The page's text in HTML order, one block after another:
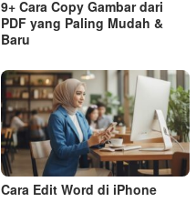
9+ Cara Copy Gambar dari
PDF yang Paling Mudah &
Baru
Cara Edit Word di iPhone